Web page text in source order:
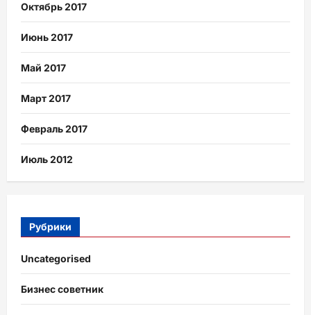
Октябрь 2017
Июнь 2017
Май 2017
Март 2017
Февраль 2017
Июль 2012
Рубрики
Uncategorised
Бизнес советник